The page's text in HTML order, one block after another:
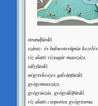
strandfürdõ,
száraz- és balneoterápiás kezelés
víz alatti vízsugár masszázs,
súlyfürdõ,
négyrekeszes galvánfürdõ,
gyógymasszázs,
gyógyúszás, gyógyülõfürdő,
víz alatti csoportos gyógytorna,